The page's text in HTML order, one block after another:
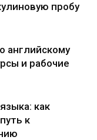
пробу
английскому
и рабочие
как
к